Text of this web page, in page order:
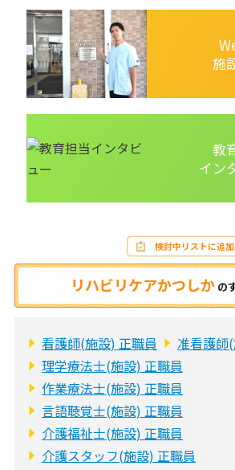
施
教
イン
リハビリケアかつしか の
検討中リストに追加
看護師(施設) 正職員
准看護師
理学療法士(施設) 正職員
作業療法士(施設) 正職員
言語聴覚士(施設) 正職員
介護福祉士(施設) 正職員
介護スタッフ(施設) 正職員